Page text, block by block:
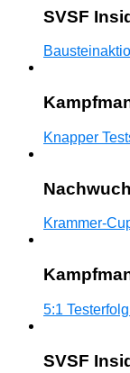
SVSF
Knapper
Krammer-
5:1
SVSF